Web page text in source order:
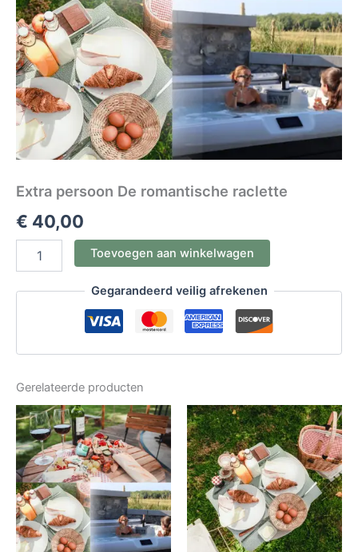
Extra persoon De romantische raclette
€ 40,00
Toevoegen aan winkelwagen
Gegarandeerd veilig afrekenen
Gerelateerde producten